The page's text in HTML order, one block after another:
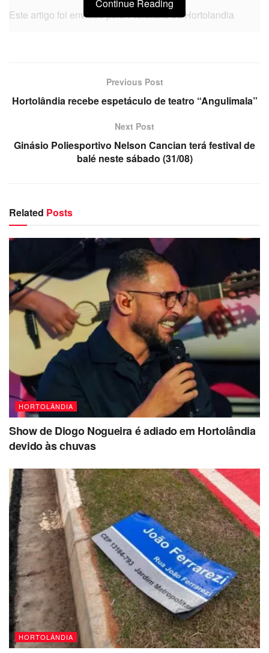
Este artigo foi enviado pela Prefeitura de Hortolandia
Continue Reading
Previous Post
Hortolândia recebe espetáculo de teatro “Angulimala”
Next Post
Ginásio Poliesportivo Nelson Cancian terá festival de
balé neste sábado (31/08)
Related Posts
HORTOLÂNDIA
Show de Diogo Nogueira é adiado em Hortolândia
devido às chuvas
HORTOLÂNDIA